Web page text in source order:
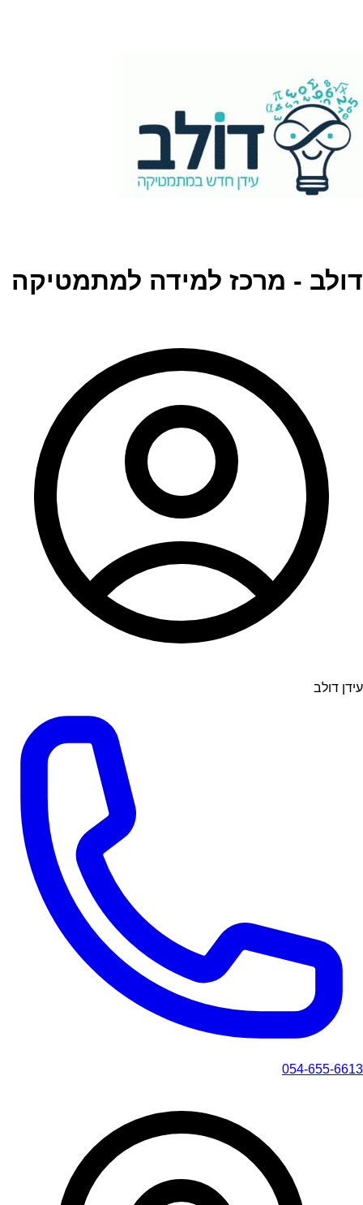
דולב - מרכז למידה למתמטיקה
עידן דולב
054-655-6613